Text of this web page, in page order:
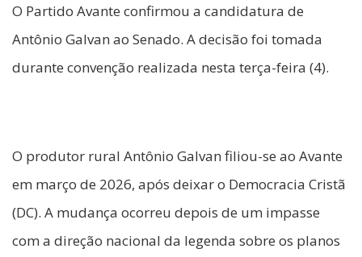
O Partido Avante confirmou a candidatura de
Antônio Galvan ao Senado. A decisão foi tomada
durante convenção realizada nesta terça-feira (4).
O produtor rural Antônio Galvan filiou-se ao Avante
em março de 2026, após deixar o Democracia Cristã
(DC). A mudança ocorreu depois de um impasse
com a direção nacional da legenda sobre os planos